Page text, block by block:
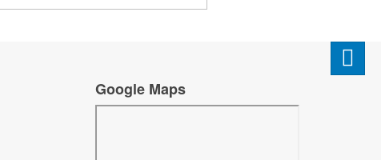
Google Maps